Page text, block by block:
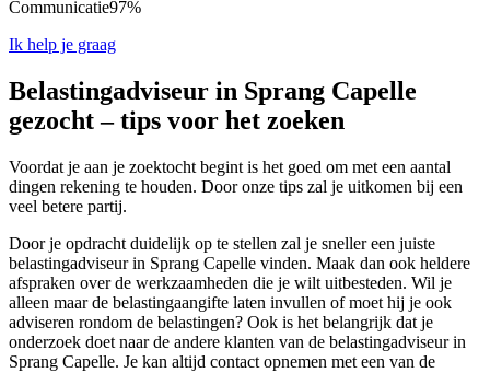
Communicatie97%
Ik help je graag
Belastingadviseur in Sprang Capelle
gezocht – tips voor het zoeken
Voordat je aan je zoektocht begint is het goed om met een aantal
dingen rekening te houden. Door onze tips zal je uitkomen bij een
veel betere partij.
Door je opdracht duidelijk op te stellen zal je sneller een juiste
belastingadviseur in Sprang Capelle vinden. Maak dan ook heldere
afspraken over de werkzaamheden die je wilt uitbesteden. Wil je
alleen maar de belastingaangifte laten invullen of moet hij je ook
adviseren rondom de belastingen? Ook is het belangrijk dat je
onderzoek doet naar de andere klanten van de belastingadviseur in
Sprang Capelle. Je kan altijd contact opnemen met een van de